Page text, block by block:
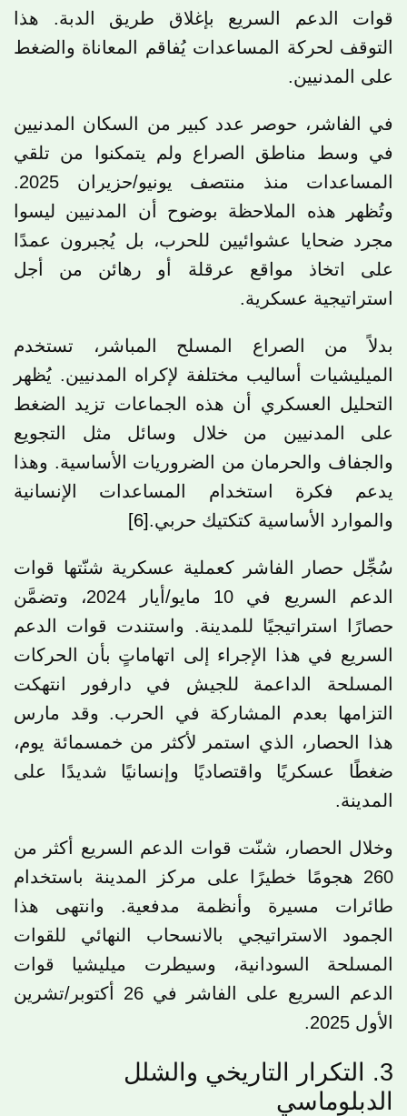
قوات الدعم السريع بإغلاق طريق الدبة. هذا
التوقف لحركة المساعدات يُفاقم المعاناة والضغط
على المدنيين.
في الفاشر، حوصر عدد كبير من السكان المدنيين
في وسط مناطق الصراع ولم يتمكنوا من تلقي
المساعدات منذ منتصف يونيو/حزيران 2025.
وتُظهر هذه الملاحظة بوضوح أن المدنيين ليسوا
مجرد ضحايا عشوائيين للحرب، بل يُجبرون عمدًا
على اتخاذ مواقع عرقلة أو رهائن من أجل
استراتيجية عسكرية.
بدلاً من الصراع المسلح المباشر، تستخدم
الميليشيات أساليب مختلفة لإكراه المدنيين. يُظهر
التحليل العسكري أن هذه الجماعات تزيد الضغط
على المدنيين من خلال وسائل مثل التجويع
والجفاف والحرمان من الضروريات الأساسية. وهذا
يدعم فكرة استخدام المساعدات الإنسانية
والموارد الأساسية كتكتيك حربي.[6]
سُجِّل حصار الفاشر كعملية عسكرية شنّتها قوات
الدعم السريع في 10 مايو/أيار 2024، وتضمَّن
حصارًا استراتيجيًا للمدينة. واستندت قوات الدعم
السريع في هذا الإجراء إلى اتهاماتٍ بأن الحركات
المسلحة الداعمة للجيش في دارفور انتهكت
التزامها بعدم المشاركة في الحرب. وقد مارس
هذا الحصار، الذي استمر لأكثر من خمسمائة يوم،
ضغطًا عسكريًا واقتصاديًا وإنسانيًا شديدًا على
المدينة.
وخلال الحصار، شنّت قوات الدعم السريع أكثر من
260 هجومًا خطيرًا على مركز المدينة باستخدام
طائرات مسيرة وأنظمة مدفعية. وانتهى هذا
الجمود الاستراتيجي بالانسحاب النهائي للقوات
المسلحة السودانية، وسيطرت ميليشيا قوات
الدعم السريع على الفاشر في 26 أكتوبر/تشرين
الأول 2025.
3. التكرار التاريخي والشلل
الدبلوماسي